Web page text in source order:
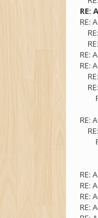
RE:
RE:
RE:
RE:
RE:
RE:
RE:
RE:
RE: